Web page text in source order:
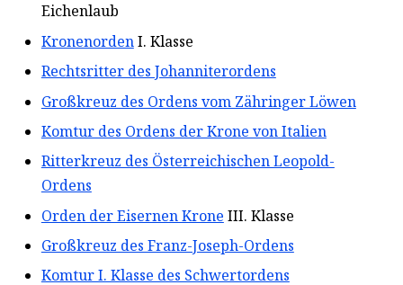
Eichenlaub
KronenordenI. Klasse
Rechtsritter des Johanniterordens
Großkreuz des Ordens vom Zähringer Löwen
Komtur des Ordens der Krone von Italien
Ritterkreuz des Österreichischen Leopold-
Ordens
Orden der Eisernen Krone III. Klasse
Großkreuz des Franz-Joseph-Ordens
Komtur I. Klasse des Schwertordens